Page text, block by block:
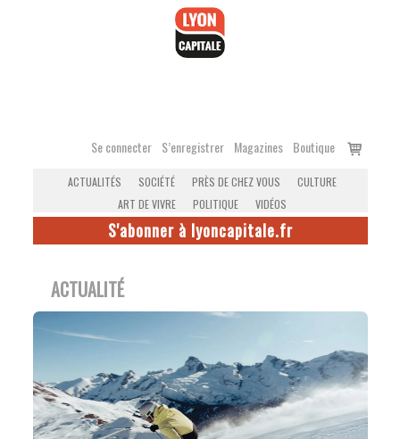
Se connecter S’enregistrer Magazines Boutique
Voir
ACTUALITÉS SOCIÉTÉ PRÈS DE CHEZ VOUS
CULTURE
ART DE VIVRE
POLITIQUE VIDÉOS
S'abonner à lyoncapitale.fr
ACTUALITÉ